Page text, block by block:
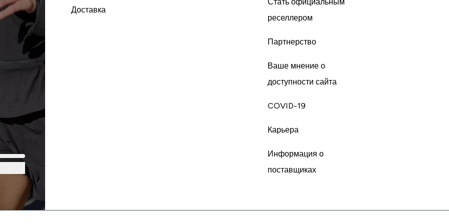
Доставка
Стать официальным
реселлером
Партнерство
Ваше мнение о
доступности сайта
COVID-19
Карьера
Информация о
поставщиках